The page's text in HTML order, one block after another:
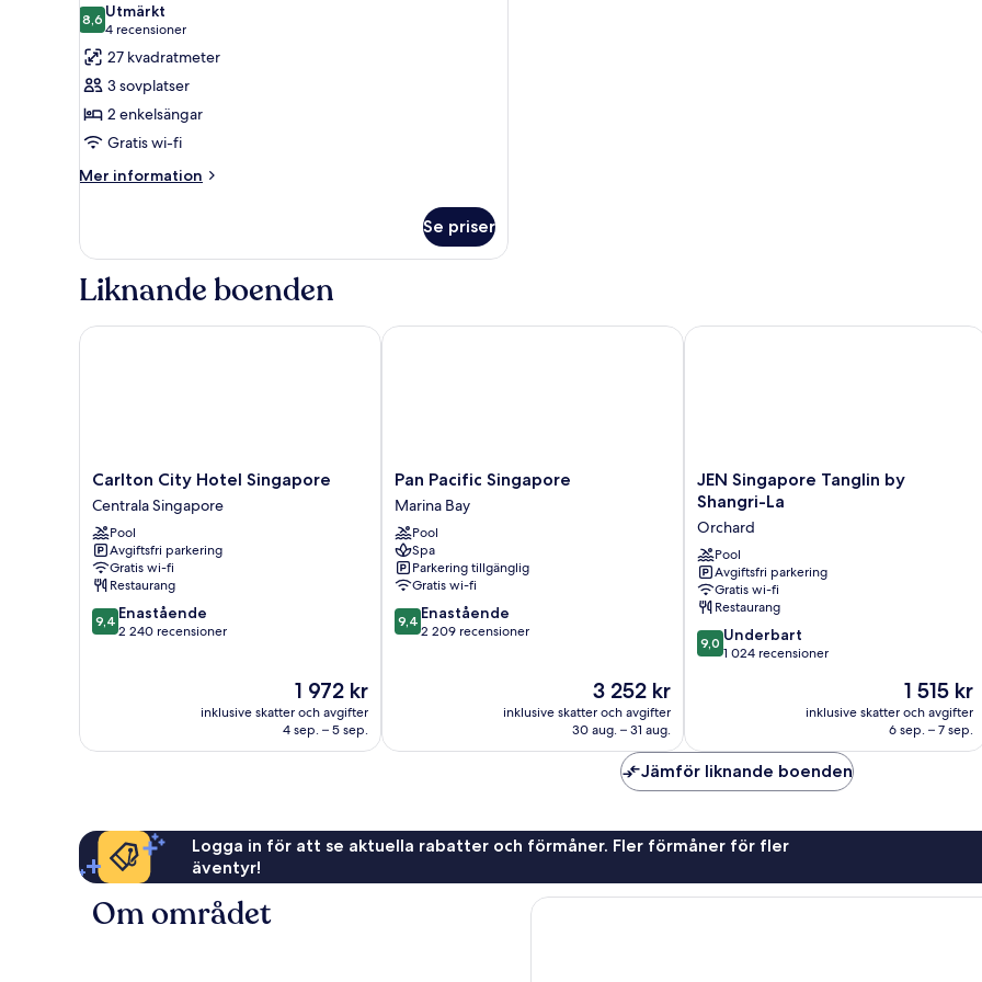
foton
för
Club
tvåbäddsrum
8,68,6 av 10
Utmärkt
4 recensioner
(4 recensioner)
27 kvadratmeter
3 sovplatser
2 enkelsängar
Gratis wi-fi
Mer information
Mer
tvåbäddsrum
Se priser
Liknande boenden
Carlton
City
Hotel
Singapore
Centrala
Singapore
Carlton City Hotel Singapore
Centrala Singapore
Pool
Avgiftsfri parkering
Gratis wi-fi
Restaurang
9.4
av
9,4 Enastående
2 240 recensioner
Priset
är
1 972 kr
1 972 kr
inklusive skatter och avgifter
4 sep. – 5 sep.
Carlton City Hotel Singapore
Pan
Pacific
Singapore
Marina
Bay
Pan Pacific Singapore
Marina Bay
Pool
Spa
Parkering tillgänglig
Gratis wi-fi
9.4
av
9,4 Enastående
2 209 recensioner
Priset
är
3 252 kr
3 252 kr
inklusive skatter och avgifter
30 aug. – 31 aug.
Pan Pacific Singapore
JEN
Singapore
Tanglin
by
Shangri-
La
Orchard
JEN Singapore Tanglin by
Shangri-La
Orchard
Pool
Avgiftsfri parkering
Gratis wi-fi
Restaurang
9.0
av
1 024 recensioner
9,0 Underbart
1 024 recensioner
Priset
är
1 515 kr
1 515 kr
inklusive skatter och avgifter
6 sep. – 7 sep.
JEN Singapore Tanglin by Shangri-La
Jämför liknande boenden
Logga in för att se aktuella rabatter och förmåner. Fler förmåner för fler
äventyr!
Om området